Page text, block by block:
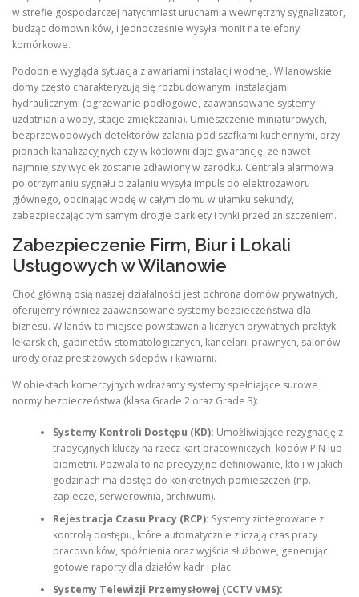
w strefie gospodarczej natychmiast uruchamia wewnętrzny sygnalizator,
budząc domowników, i jednocześnie wysyła monit na telefony
komórkowe.
Podobnie wygląda sytuacja z awariami instalacji wodnej. Wilanowskie
domy często charakteryzują się rozbudowanymi instalacjami
hydraulicznymi (ogrzewanie podłogowe, zaawansowane systemy
uzdatniania wody, stacje zmiękczania). Umieszczenie miniaturowych,
bezprzewodowych detektorów zalania pod szafkami kuchennymi, przy
pionach kanalizacyjnych czy w kotłowni daje gwarancję, że nawet
najmniejszy wyciek zostanie zdławiony w zarodku. Centrala alarmowa
po otrzymaniu sygnału o zalaniu wysyła impuls do elektrozaworu
głównego, odcinając wodę w całym domu w ułamku sekundy,
zabezpieczając tym samym drogie parkiety i tynki przed zniszczeniem.
Zabezpieczenie Firm, Biur i Lokali
Usługowych w Wilanowie
Choć główną osią naszej działalności jest ochrona domów prywatnych,
oferujemy również zaawansowane systemy bezpieczeństwa dla
biznesu. Wilanów to miejsce powstawania licznych prywatnych praktyk
lekarskich, gabinetów stomatologicznych, kancelarii prawnych, salonów
urody oraz prestiżowych sklepów i kawiarni.
W obiektach komercyjnych wdrażamy systemy spełniające surowe
normy bezpieczeństwa (klasa Grade 2 oraz Grade 3):
Systemy Kontroli Dostępu (KD): Umożliwiające rezygnację z
tradycyjnych kluczy na rzecz kart pracowniczych, kodów PIN lub
biometrii. Pozwala to na precyzyjne definiowanie, kto i w jakich
godzinach ma dostęp do konkretnych pomieszczeń (np.
zaplecze, serwerownia, archiwum).
Rejestracja Czasu Pracy (RCP): Systemy zintegrowane z
kontrolą dostępu, które automatycznie zliczają czas pracy
pracowników, spóźnienia oraz wyjścia służbowe, generując
gotowe raporty dla działów kadr i płac.
Systemy Telewizji Przemysłowej (CCTV VMS):